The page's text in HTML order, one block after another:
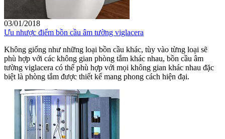
03/01/2018
Ưu nhược điểm bồn cầu âm tường viglacera
Không giống như những loại bồn cầu khác, tùy vào từng loại sẽ
phù hợp với các không gian phòng tắm khác nhau, bồn cầu âm
tường viglacera có thể phù hợp với mọi không gian khác nhau đặc
biệt là phòng tắm được thiết kế mang phong cách hiện đại.